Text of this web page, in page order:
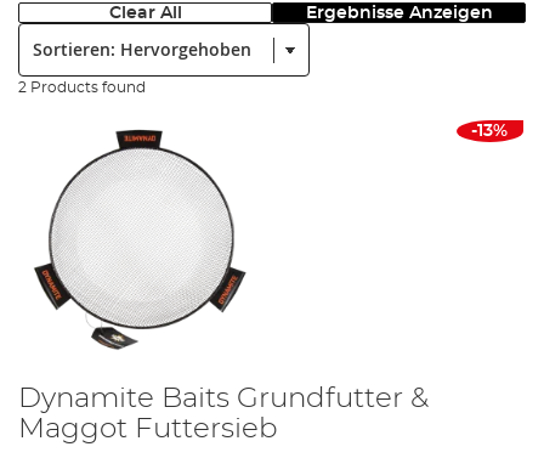
Clear All Ergebnisse Anzeigen
2 Products found
-13%
Dynamite Baits Grundfutter &
Maggot Futtersieb